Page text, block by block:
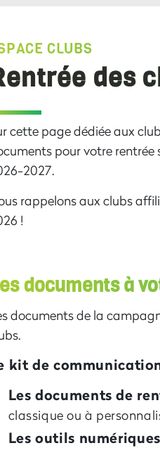
CLUBS
des
cette page dédiée aux
pour votre
2027.
rappelons aux clubs
!
documents à
documents de la
kit de
Les documents de
classique ou à
Les outils numériques